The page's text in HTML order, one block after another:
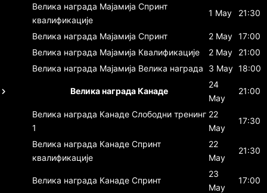
Велика награда Мајамија Спринт
квалификације
1 May 21:30
Велика награда Мајамија Спринт 2 May 17:00
Велика награда Мајамија Квалификације 2 May
21:00
Велика награда Мајамија Велика награда 3 May 18:00
Велика награда Канаде
24
May
21:00
Велика награда Канаде Слободни тренинг
1
22
May
17:30
Велика награда Канаде Спринт
квалификације
22
May
21:30
Велика награда Канаде Спринт
23
May
17:00